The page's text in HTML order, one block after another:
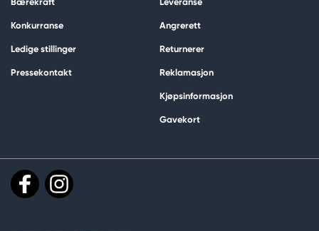
Konkurranse
Ledige stillinger
Pressekontakt
Angrerett
Returnerer
Reklamasjon
Kjøpsinformasjon
Gavekort